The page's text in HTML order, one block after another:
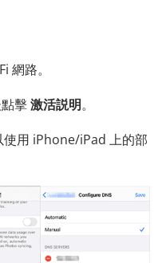
網路。
擊激活説明。
使用 iPhone/iPad 上的部